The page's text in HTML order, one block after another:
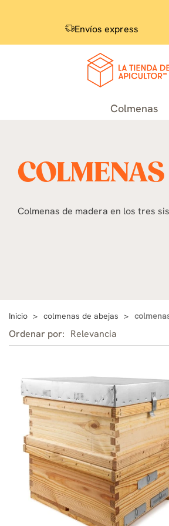
Envíos express
Colmenas
Colmenas de madera en los tres
Inicio colmenas de abejas
Ordenar por: Relevancia